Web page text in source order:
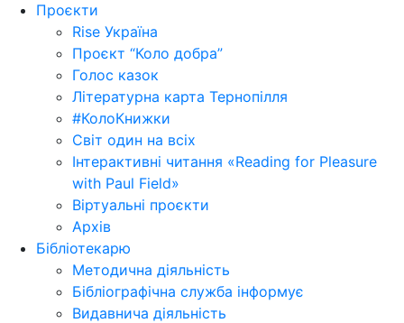
Проєкти
Rise Україна
Проєкт “Коло добра”
Голос казок
Літературна карта Тернопілля
#КолоКнижки
Світ один на всіх
Інтерактивні читання «Reading for Pleasure
with Paul Field»
Віртуальні проєкти
Архів
Бібліотекарю
Методична діяльність
Бібліографічна служба інформує
Видавнича діяльність